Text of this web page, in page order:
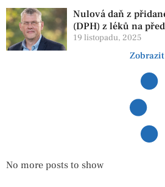
Nulová daň z
(DPH) z léků na
19 listopadu, 2025
No more posts to show